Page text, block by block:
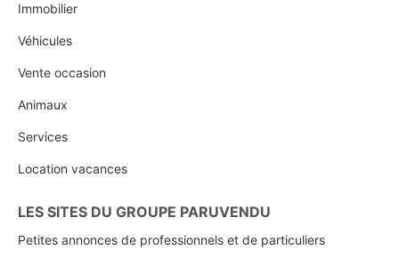
Immobilier
Véhicules
Vente occasion
Animaux
Services
Location vacances
LES SITES DU GROUPE PARUVENDU
Petites annonces de professionnels et de particuliers